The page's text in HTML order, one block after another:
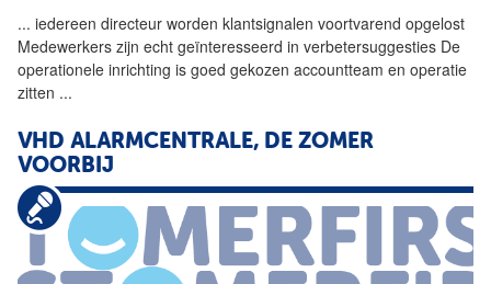
... iedereen directeur worden klantsignalen voortvarend opgelost
Medewerkers zijn echt geïnteresseerd in verbetersuggesties De
operationele inrichting is goed gekozen accountteam en operatie
zitten ...
VHD ALARMCENTRALE, DE ZOMER
VOORBIJ